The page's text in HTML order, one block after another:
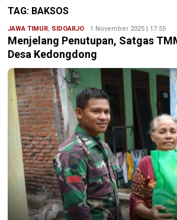
TAG: BAKSOS
JAWA TIMUR, SIDOARJO Ryan
Karawang
1 November 2025 | 17:55
Menjelang Penutupan, Satgas
Desa Kedongdong